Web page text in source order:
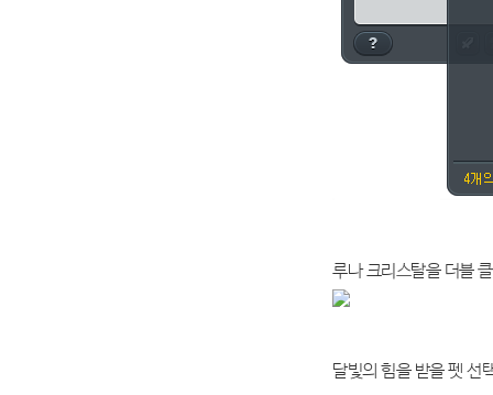
루나 크리스탈을 더블
달빛의 힘을 받을 펫 선